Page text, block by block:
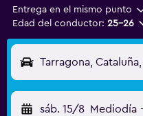
Entrega en el mismo punto
Edad del conductor: 25-26
Tarragona, Cataluña,
sáb. 15/8 Mediodía -